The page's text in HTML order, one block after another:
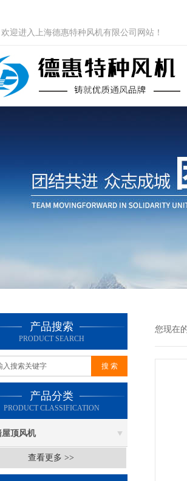
迎进入上海德惠特种风机有限公司网站！
产品搜索
PRODUCT SEARCH
产品分类
PRODUCT CLASSIFICATION
屋顶风机
查看更多 >>
您现在